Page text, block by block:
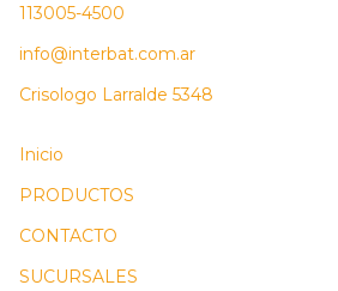
113005-4500
info@interbat.com.ar
Crisologo Larralde 5348
Inicio
PRODUCTOS
CONTACTO
SUCURSALES